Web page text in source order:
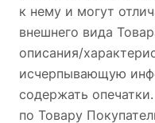
к нему и могут
внешнего вида
описания/
исчерпывающую
содержать
по Товару